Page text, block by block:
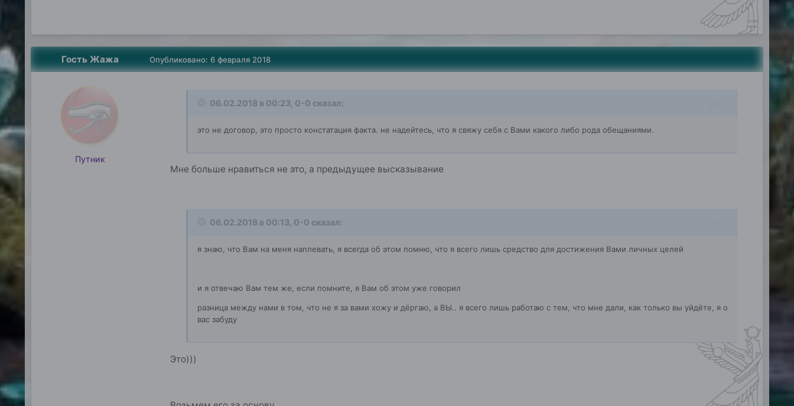
Гость Жажа
Путник
Опубликовано: 6 февраля 2018
06.02.2018 в 00:23, 0-0 сказал:
это не договор, это просто констатация факта. не надейтесь, что я свяжу себя с Вами какого либо рода обещаниями.
Мне больше нравиться не это, а предыдущее высказывание
06.02.2018 в 00:13, 0-0 сказал:
я знаю, что Вам на меня наплевать, я всегда об этом помню, что я всего лишь средство для достижения Вами личных целей
и я отвечаю Вам тем же, если помните, я Вам об этом уже говорил
разница между нами в том, что не я за вами хожу и дёргаю, а ВЫ.. я всего лишь работаю с тем, что мне дали, как только вы уйдёте, я о
вас забуду
Это)))